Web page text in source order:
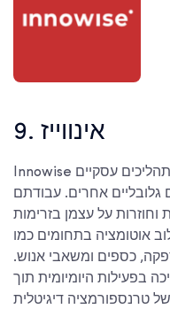
9. אינווייז
Innowise מספקת שירותי אוטומציה של תהליכים עסקיים (BPA)
גלובליים אחרים. עבודתם
על עצמן בזרימות
אוטומציה בתחומים כמו
כספים ומשאבי אנוש.
בפעילות היומיומית תוך